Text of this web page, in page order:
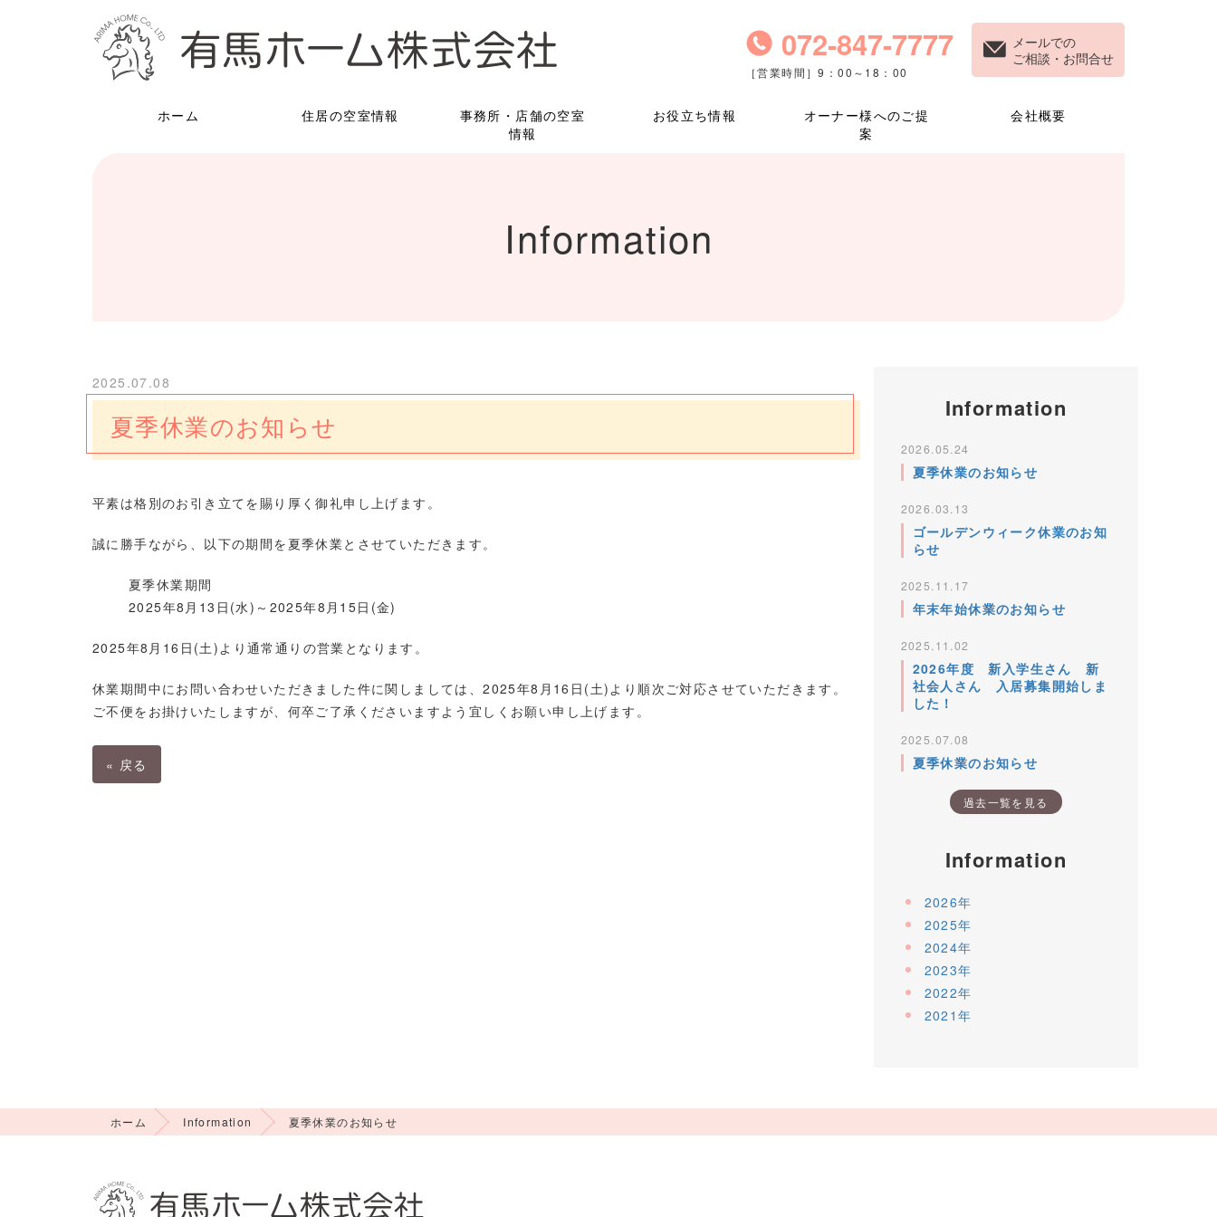
072-847-7777
［営業時間］9：00～18：00
メールでの
ご相談・お問合せ
ホーム 住居の空室情報
事務所・店舗の空室
情報
お役立ち情報
オーナー様へのご提
案
会社概要
Information
2025.07.08
夏季休業のお知らせ
平素は格別のお引き立てを賜り厚く御礼申し上げます。
誠に勝手ながら、以下の期間を夏季休業とさせていただきます。
夏季休業期間
2025年8月13日(水)～2025年8月15日(金)
2025年8月16日(土)より通常通りの営業となります。
休業期間中にお問い合わせいただきました件に関しましては、2025年8月16日(土)より順次ご対応させていただきます。
ご不便をお掛けいたしますが、何卒ご了承くださいますよう宜しくお願い申し上げます。
« 戻る
Information
2026.05.24
夏季休業のお知らせ
2026.03.13
ゴールデンウィーク休業のお知
らせ
2025.11.17
年末年始休業のお知らせ
2025.11.02
2026年度 新入学生さん 新
社会人さん 入居募集開始しま
した！
2025.07.08
夏季休業のお知らせ
過去一覧を見る
Information
2026年
2025年
2024年
2023年
2022年
2021年
ホーム Information 夏季休業のお知らせ